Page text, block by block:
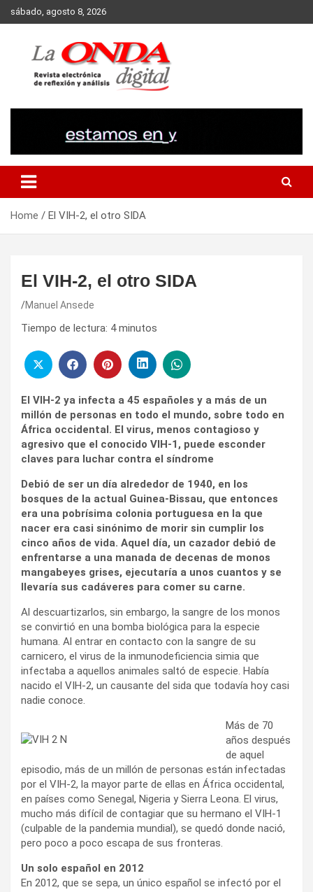
Skip
to
sábado, agosto 8, 2026
Home El VIH-2, el otro SIDA
El VIH-2, el otro SIDA
Manuel Ansede
Tiempo de lectura: 4 minutos
El VIH-2 ya infecta a 45 españoles y a más de un
millón de personas en todo el mundo, sobre todo en
África occidental. El virus, menos contagioso y
agresivo que el conocido VIH-1, puede esconder
claves para luchar contra el síndrome
Debió de ser un día alrededor de 1940, en los
bosques de la actual Guinea-Bissau, que entonces
era una pobrísima colonia portuguesa en la que
nacer era casi sinónimo de morir sin cumplir los
cinco años de vida. Aquel día, un cazador debió de
enfrentarse a una manada de decenas de monos
mangabeyes grises, ejecutaría a unos cuantos y se
llevaría sus cadáveres para comer su carne.
Al descuartizarlos, sin embargo, la sangre de los monos
se convirtió en una bomba biológica para la especie
humana. Al entrar en contacto con la sangre de su
carnicero, el virus de la inmunodeficiencia simia que
infectaba a aquellos animales saltó de especie. Había
nacido el VIH-2, un causante del sida que todavía hoy casi
nadie conoce.
Más de 70
años después
de aquel
episodio, más de un millón de personas están infectadas
por el VIH-2, la mayor parte de ellas en África occidental,
en países como Senegal, Nigeria y Sierra Leona. El virus,
mucho más difícil de contagiar que su hermano el VIH-1
(culpable de la pandemia mundial), se quedó donde nació,
pero poco a poco escapa de sus fronteras.
Un solo español en 2012
En 2012, que se sepa, un único español se infectó por el